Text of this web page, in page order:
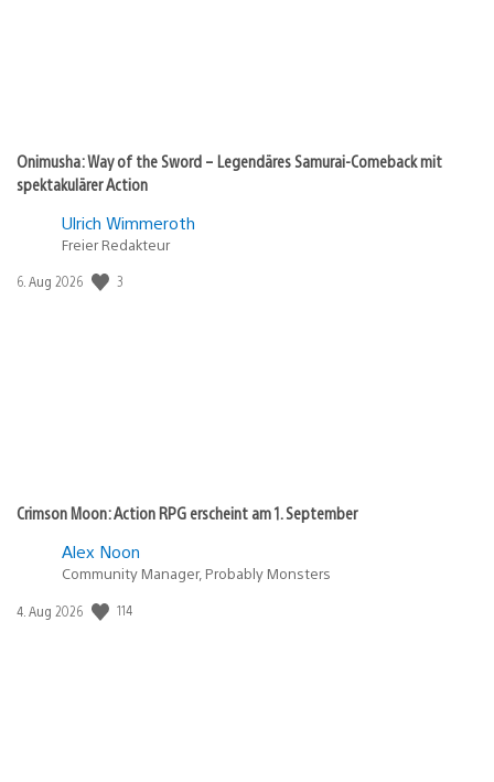
Onimusha: Way of the Sword – Legendäres Samurai-Comeback mit
spektakulärer Action
Ulrich Wimmeroth
Freier Redakteur
Veröffentlichungsdatum:
6. Aug 2026 3
Crimson Moon: Action RPG erscheint am 1. September
Alex Noon
Community Manager, Probably Monsters
Veröffentlichungsdatum:
4. Aug 2026 114